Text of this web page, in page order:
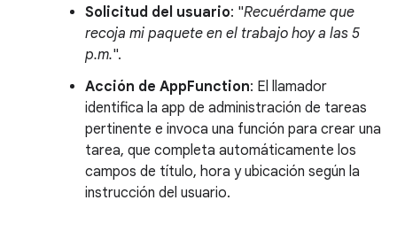
Solicitud del usuario: "Recuérdame que
recoja mi paquete en el trabajo hoy a las 5
p.m.".
Acción de AppFunction: El llamador
identifica la app de administración de tareas
pertinente e invoca una función para crear una
tarea, que completa automáticamente los
campos de título, hora y ubicación según la
instrucción del usuario.